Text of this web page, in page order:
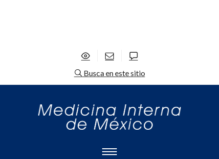
Busca en este sitio